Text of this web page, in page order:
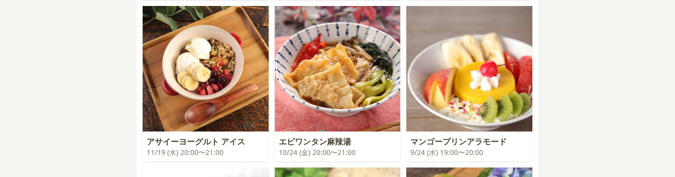
アサイーヨーグルト アイス
11/19 (水) 20:00〜21:00
エビワンタン麻辣湯
10/24 (金) 20:00〜21:00
マンゴープリンアラモード
9/24 (水) 19:00〜20:00